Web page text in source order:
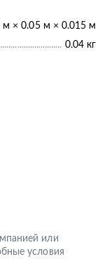
м × 0.05 м × 0.015 м
0.04 кг
или
условия